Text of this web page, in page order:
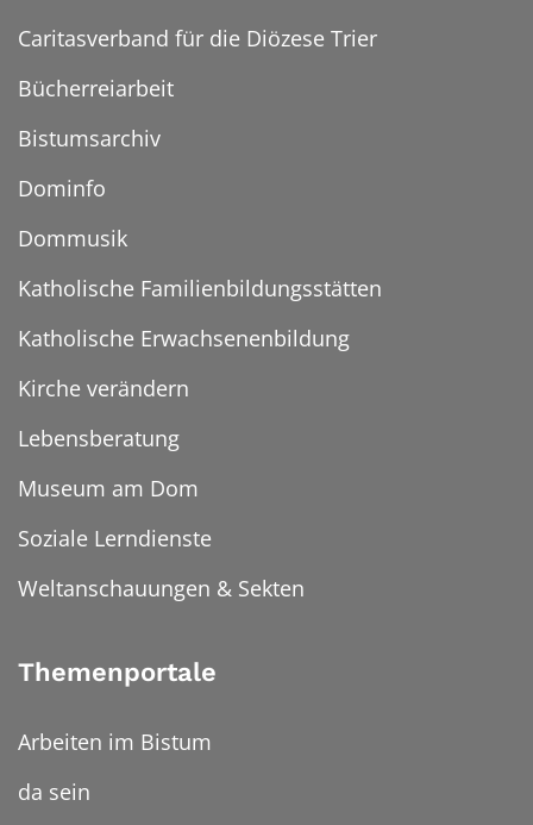
Caritasverband für die Diözese Trier
Bücherreiarbeit
Bistumsarchiv
Dominfo
Dommusik
Katholische Familienbildungsstätten
Katholische Erwachsenenbildung
Kirche verändern
Lebensberatung
Museum am Dom
Soziale Lerndienste
Weltanschauungen & Sekten
Themenportale
Arbeiten im Bistum
da sein